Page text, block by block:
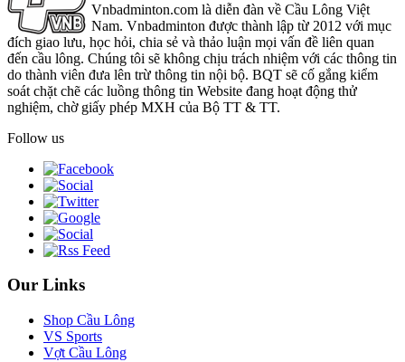
Vnbadminton.com là diễn đàn về Cầu Lông Việt
Nam. Vnbadminton được thành lập từ 2012 với mục
đích giao lưu, học hỏi, chia sẻ và thảo luận mọi vấn đề liên quan
đến cầu lông. Chúng tôi sẽ không chịu trách nhiệm với các thông tin
do thành viên đưa lên trừ thông tin nội bộ. BQT sẽ cố gắng kiểm
soát chặt chẽ các luồng thông tin Website đang hoạt động thử
nghiệm, chờ giấy phép MXH của Bộ TT & TT.
Follow us
Our Links
Shop Cầu Lông
VS Sports
Vợt Cầu Lông